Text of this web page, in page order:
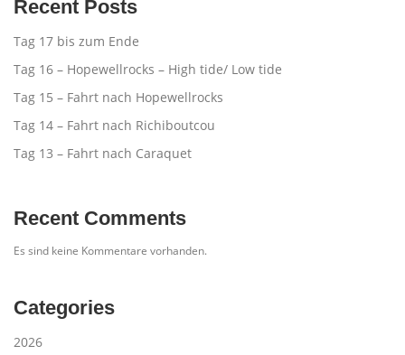
Recent Posts
Tag 17 bis zum Ende
Tag 16 – Hopewellrocks – High tide/ Low tide
Tag 15 – Fahrt nach Hopewellrocks
Tag 14 – Fahrt nach Richiboutcou
Tag 13 – Fahrt nach Caraquet
Recent Comments
Es sind keine Kommentare vorhanden.
Categories
2026